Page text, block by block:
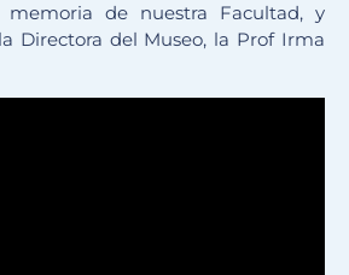
de nuestra Facultad, y
Directora del Museo, la Prof Irma